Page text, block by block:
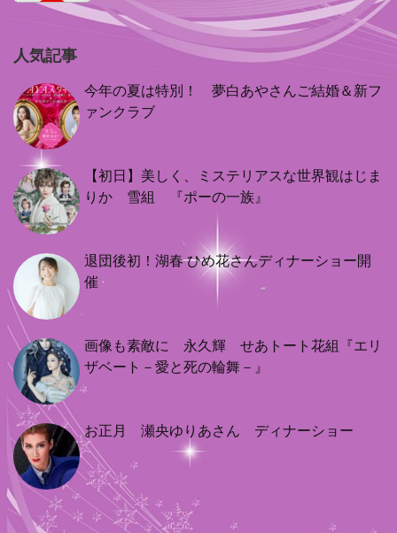
人気記事
今年の夏は特別！ 夢白あやさんご結婚＆新フ
ァンクラブ
【初日】美しく、ミステリアスな世界観はじま
りか 雪組 『ポーの一族』
退団後初！湖春 ひめ花さんディナーショー開
催
画像も素敵に 永久輝 せあトート花組『エリ
ザベート－愛と死の輪舞－』
お正月 瀬央ゆりあさん ディナーショー